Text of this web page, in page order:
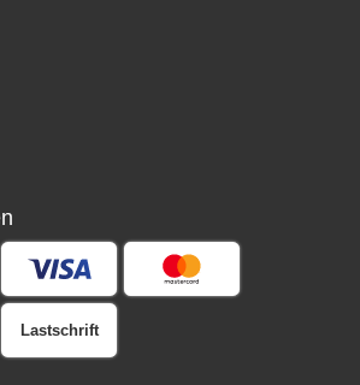
Lastschrift